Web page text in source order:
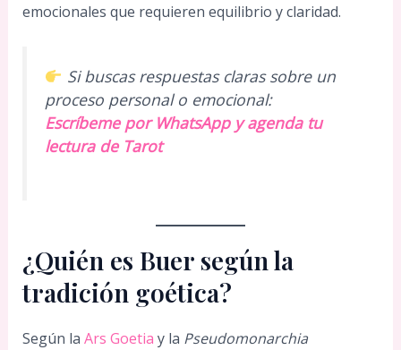
emocionales que requieren equilibrio y claridad.
Si buscas respuestas claras sobre un
proceso personal o emocional:
Escríbeme por WhatsApp y agenda tu
lectura de Tarot
¿Quién es Buer según la
tradición goética?
Según la Ars Goetia y la Pseudomonarchia